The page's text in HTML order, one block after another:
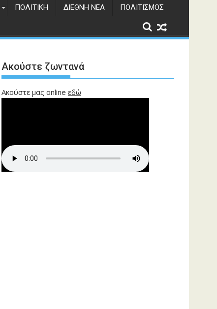
ΠΟΛΙΤΙΚΉ ΔΙΕΘΝΉ ΝΈΑ ΠΟΛΙΤΙΣΜΌΣ
Ακούστε ζωντανά
Ακούστε μας online εδώ